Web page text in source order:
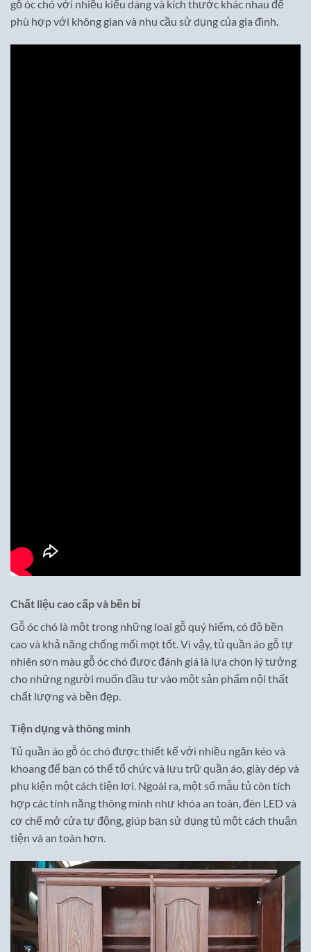
gỗ óc chó với nhiều kiểu dáng và kích thước khác nhau để
phù hợp với không gian và nhu cầu sử dụng của gia đình.
Chất liệu cao cấp và bền bỉ
Gỗ óc chó là một trong những loại gỗ quý hiếm, có độ bền
cao và khả năng chống mối mọt tốt. Vì vậy, tủ quần áo gỗ tự
nhiên sơn màu gỗ óc chó được đánh giá là lựa chọn lý tưởng
cho những người muốn đầu tư vào một sản phẩm nội thất
chất lượng và bền đẹp.
Tiện dụng và thông minh
Tủ quần áo gỗ óc chó được thiết kế với nhiều ngăn kéo và
khoang để bạn có thể tổ chức và lưu trữ quần áo, giày dép và
phụ kiện một cách tiện lợi. Ngoài ra, một số mẫu tủ còn tích
hợp các tính năng thông minh như khóa an toàn, đèn LED và
cơ chế mở cửa tự động, giúp bạn sử dụng tủ một cách thuận
tiện và an toàn hơn.